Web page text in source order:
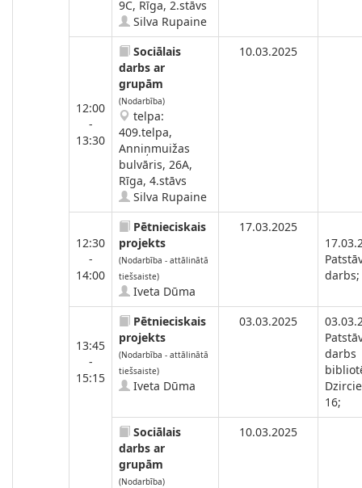
9C, Rīga, 2.stāvs
Silva Rupaine
12:00
-
13:30
Sociālais
darbs ar
grupām
(Nodarbība)
telpa:
409.telpa,
Anniņmuižas
bulvāris, 26A,
Rīga, 4.stāvs
Silva Rupaine
10.03.2025
12:30
-
14:00
Pētnieciskais
projekts
(Nodarbība - attālinātā
tiešsaiste)
Iveta Dūma
17.03.2025
darbs;
13:45
-
15:15
Pētnieciskais
projekts
(Nodarbība - attālinātā
tiešsaiste)
Iveta Dūma
03.03.2025
darbs
16;
Sociālais
darbs ar
grupām
(Nodarbība)
10.03.2025